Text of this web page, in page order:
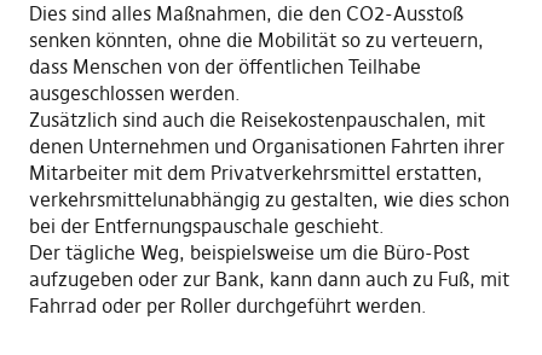
Dies sind alles Maßnahmen, die den CO2-Ausstoß
senken könnten, ohne die Mobilität so zu verteuern,
dass Menschen von der öffentlichen Teilhabe
ausgeschlossen werden.
Zusätzlich sind auch die Reisekostenpauschalen, mit
denen Unternehmen und Organisationen Fahrten ihrer
Mitarbeiter mit dem Privatverkehrsmittel erstatten,
verkehrsmittelunabhängig zu gestalten, wie dies schon
bei der Entfernungspauschale geschieht.
Der tägliche Weg, beispielsweise um die Büro-Post
aufzugeben oder zur Bank, kann dann auch zu Fuß, mit
Fahrrad oder per Roller durchgeführt werden.